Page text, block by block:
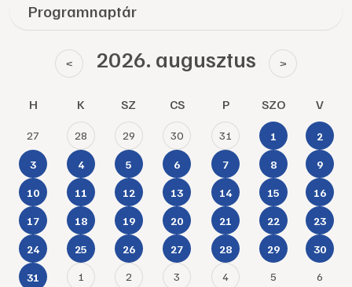
Programnaptár
< 2026. augusztus >
H K SZ CS P SZO V
27 28 29 30 31 1 2
3 4 5 6 7 8 9
10 11 12 13 14 15 16
17 18 19 20 21 22 23
24 25 26 27 28 29 30
31 1 2 3 4 5 6